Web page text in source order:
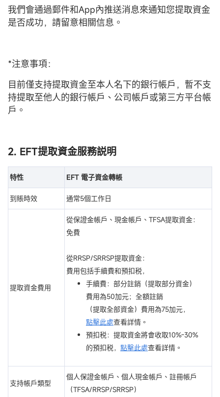
我們會通過郵件和App內推送消息來通知您提取資金
是否成功，請留意相關信息。
*注意事項：
目前僅支持提取資金至本人名下的銀行帳戶，暫不支
持提取至他人的銀行帳戶、公司帳戶或第三方平台帳
戶。
2. EFT提取資金服務説明
特性 EFT 電子資金轉帳
到賬時效 通常5個工作日
提取資金費用
從保證金帳戶、現金帳戶、TFSA提取資金：
免費
從RRSP/SRRSP提取資金：
費用包括手續費和預扣税，
手續費：部分註銷（提取部分資金）
費用為50加元；全額註銷
（提取全部資金）費用為75加元，
點擊此處查看詳情。
預扣税：提取資金將會收取10%-30%
的預扣税， 點擊此處查看詳情。
支持帳戶類型
個人保證金帳戶、個人現金帳戶、註冊帳戶
（TFSA/RRSP/SRRSP）